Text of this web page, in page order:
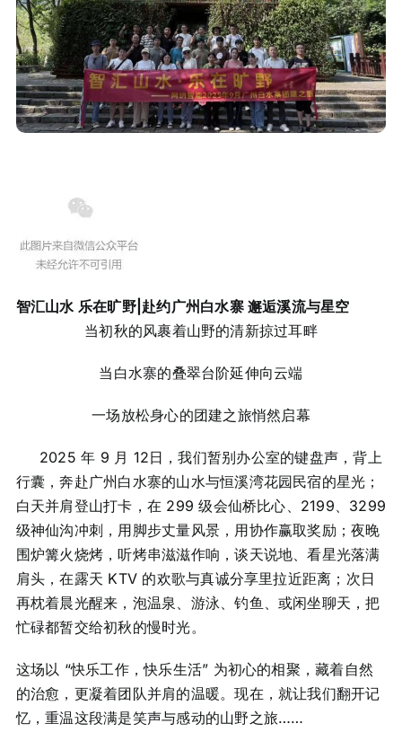
智汇山水 乐在旷野| 赴约广州白水寨 邂逅溪流与星空
当初秋的风裹着山野的清新掠过耳畔
当白水寨的叠翠台阶延伸向云端
一场放松身心的团建之旅悄然启幕
2025 年 9 月 12日，我们暂别办公室的键盘声，背上
行囊，奔赴广州白水寨的山水与恒溪湾花园民宿的星光；
白天并肩登山打卡，在 299 级会仙桥比心、2199、3299
级神仙沟冲刺，用脚步丈量风景，用协作赢取奖励；夜晚
围炉篝火烧烤，听烤串滋滋作响，谈天说地、看星光落满
肩头，在露天 KTV 的欢歌与真诚分享里拉近距离；次日
再枕着晨光醒来，泡温泉、游泳、钓鱼、或闲坐聊天，把
忙碌都暂交给初秋的慢时光。
这场以 “快乐工作，快乐生活” 为初心的相聚，藏着自然
的治愈，更凝着团队并肩的温暖。现在，就让我们翻开记
忆，重温这段满是笑声与感动的山野之旅……